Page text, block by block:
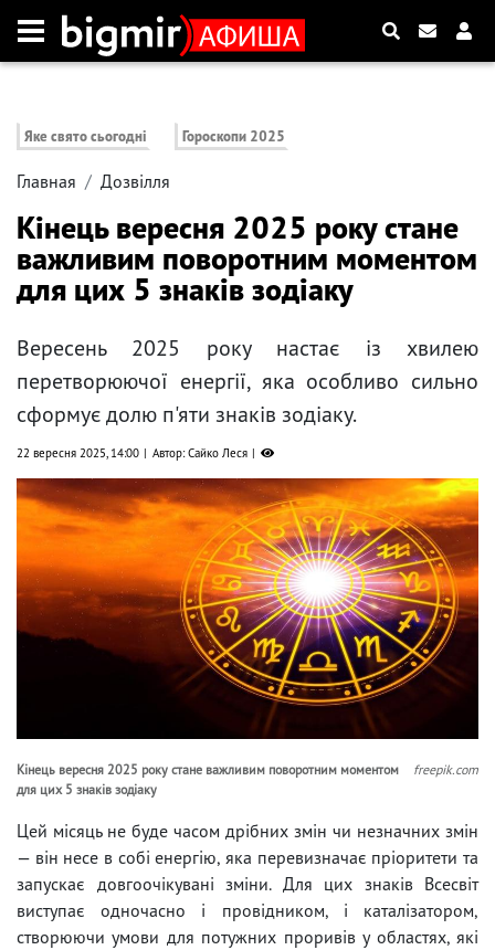
Яке свято сьогодні Гороскопи 2025
Главная Дозвілля
Кінець вересня 2025 року стане
важливим поворотним моментом
для цих 5 знаків зодіаку
Вересень 2025 року настає із хвилею
перетворюючої енергії, яка особливо сильно
сформує долю п'яти знаків зодіаку.
22 вересня 2025, 14:00 Автор: Сайко Леся
Кінець вересня 2025 року стане важливим поворотним моментом
для цих 5 знаків зодіаку
freepik.com
Цей місяць не буде часом дрібних змін чи незначних змін
— він несе в собі енергію, яка перевизначає пріоритети та
запускає довгоочікувані зміни. Для цих знаків Всесвіт
виступає одночасно і провідником, і каталізатором,
створюючи умови для потужних проривів у областях, які